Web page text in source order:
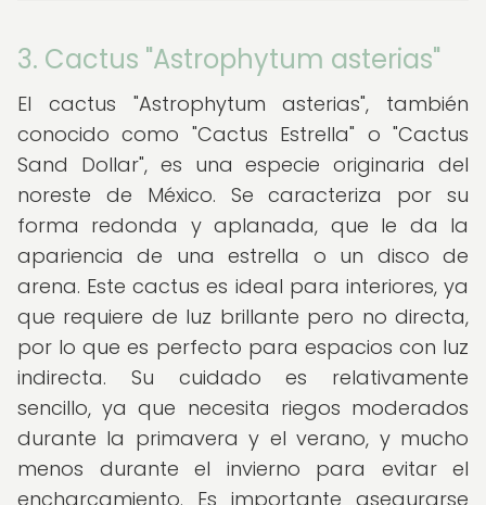
3. Cactus "Astrophytum asterias"
El cactus "Astrophytum asterias", también
conocido como "Cactus Estrella" o "Cactus
Sand Dollar", es una especie originaria del
noreste de México. Se caracteriza por su
forma redonda y aplanada, que le da la
apariencia de una estrella o un disco de
arena. Este cactus es ideal para interiores, ya
que requiere de luz brillante pero no directa,
por lo que es perfecto para espacios con luz
indirecta. Su cuidado es relativamente
sencillo, ya que necesita riegos moderados
durante la primavera y el verano, y mucho
menos durante el invierno para evitar el
encharcamiento. Es importante asegurarse